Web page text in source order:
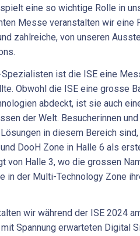
eine so wichtige Rolle in
Messe veranstalten wir eine
zahlreiche, von unseren
ist die ISE eine
Obwohl die ISE eine grosse
abdeckt, ist sie auch
der Welt. Besucherinnen und
in diesem Bereich
DooH Zone in Halle 6 als
von Halle 3, wo die grossen
in der Multi-Technology Zone
wir während der ISE 2024
Spannung erwarteten Digital